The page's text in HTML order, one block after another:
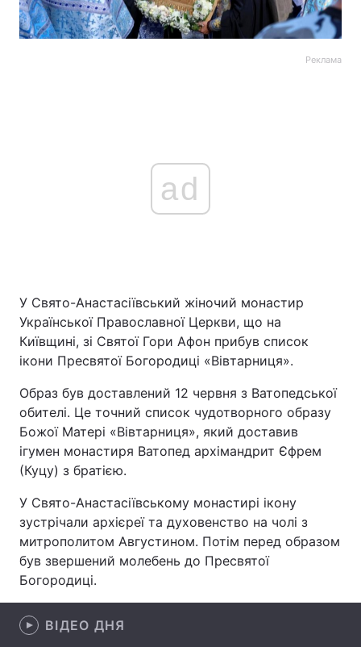
Головна Війна
Політика
Економіка
Спорт
Техно і зв'язок Лайт
Зброя
Здоров'я
Реклама
ad
У Свято-Анастасіївський жіночий монастир
Української Православної Церкви, що на
Київщині, зі Святої Гори Афон прибув список
ікони Пресвятої Богородиці «Вівтарниця».
Образ був доставлений 12 червня з Ватопедської
обителі. Це точний список чудотворного образу
Божої Матері «Вівтарниця», який доставив
ігумен монастиря Ватопед архімандрит Єфрем
(Куцу) з братією.
У Свято-Анастасіївському монастирі ікону
зустрічали архієреї та духовенство на чолі з
митрополитом Августином. Потім перед образом
був звершений молебень до Пресвятої
Богородиці.
ВІДЕО ДНЯ